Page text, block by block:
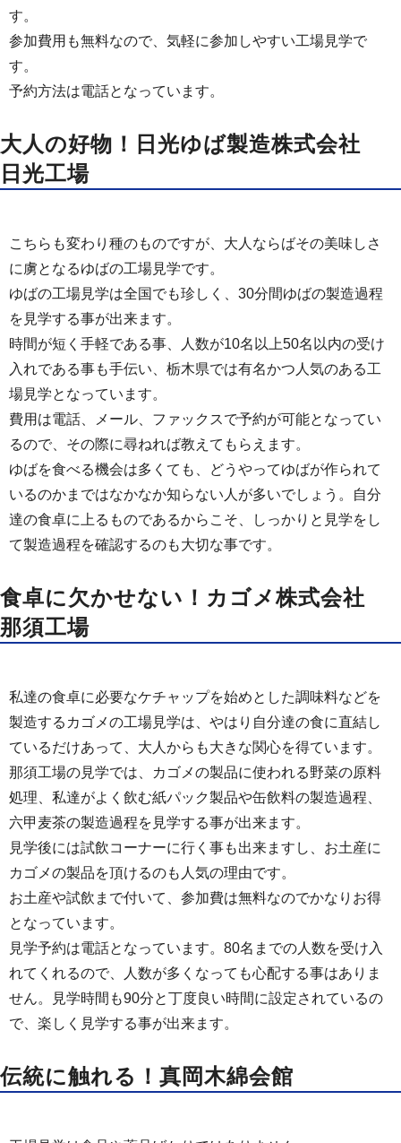
す。
参加費用も無料なので、気軽に参加しやすい工場見学で
す。
予約方法は電話となっています。
大人の好物！日光ゆば製造株式会社
日光工場
こちらも変わり種のものですが、大人ならばその美味しさ
に虜となるゆばの工場見学です。
ゆばの工場見学は全国でも珍しく、30分間ゆばの製造過程
を見学する事が出来ます。
時間が短く手軽である事、人数が10名以上50名以内の受け
入れである事も手伝い、栃木県では有名かつ人気のある工
場見学となっています。
費用は電話、メール、ファックスで予約が可能となってい
るので、その際に尋ねれば教えてもらえます。
ゆばを食べる機会は多くても、どうやってゆばが作られて
いるのかまではなかなか知らない人が多いでしょう。自分
達の食卓に上るものであるからこそ、しっかりと見学をし
て製造過程を確認するのも大切な事です。
食卓に欠かせない！カゴメ株式会社
那須工場
私達の食卓に必要なケチャップを始めとした調味料などを
製造するカゴメの工場見学は、やはり自分達の食に直結し
ているだけあって、大人からも大きな関心を得ています。
那須工場の見学では、カゴメの製品に使われる野菜の原料
処理、私達がよく飲む紙パック製品や缶飲料の製造過程、
六甲麦茶の製造過程を見学する事が出来ます。
見学後には試飲コーナーに行く事も出来ますし、お土産に
カゴメの製品を頂けるのも人気の理由です。
お土産や試飲まで付いて、参加費は無料なのでかなりお得
となっています。
見学予約は電話となっています。80名までの人数を受け入
れてくれるので、人数が多くなっても心配する事はありま
せん。見学時間も90分と丁度良い時間に設定されているの
で、楽しく見学する事が出来ます。
伝統に触れる！真岡木綿会館